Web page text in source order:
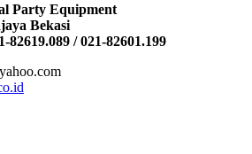
Party Equipment
Bekasi
82619.089 / 021-82601.199